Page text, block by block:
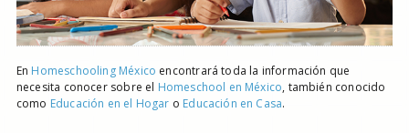
En Homeschooling México encontrará toda la información que
necesita conocer sobre el Homeschool en México, también conocido
como Educación en el Hogar o Educación en Casa.